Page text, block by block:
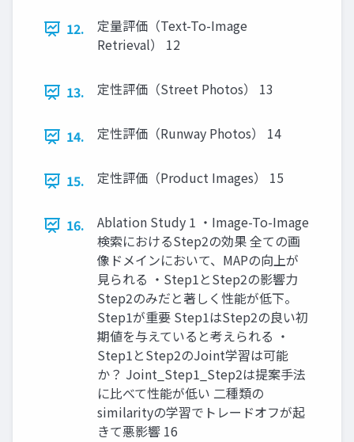
12.
定量評価（Text-To-Image
Retrieval） 12
13. 定性評価（Street Photos） 13
14. 定性評価（Runway Photos） 14
15. 定性評価（Product Images） 15
16.
Ablation Study 1 ・Image-To-Image
検索におけるStep2の効果 全ての画
像ドメインにおいて、MAPの向上が
見られる ・Step1とStep2の影響力
Step2のみだと著しく性能が低下。
Step1が重要 Step1はStep2の良い初
期値を与えていると考えられる ・
Step1とStep2のJoint学習は可能
か？ Joint_Step1_Step2は提案手法
に比べて性能が低い 二種類の
similarityの学習でトレードオフが起
きて悪影響 16